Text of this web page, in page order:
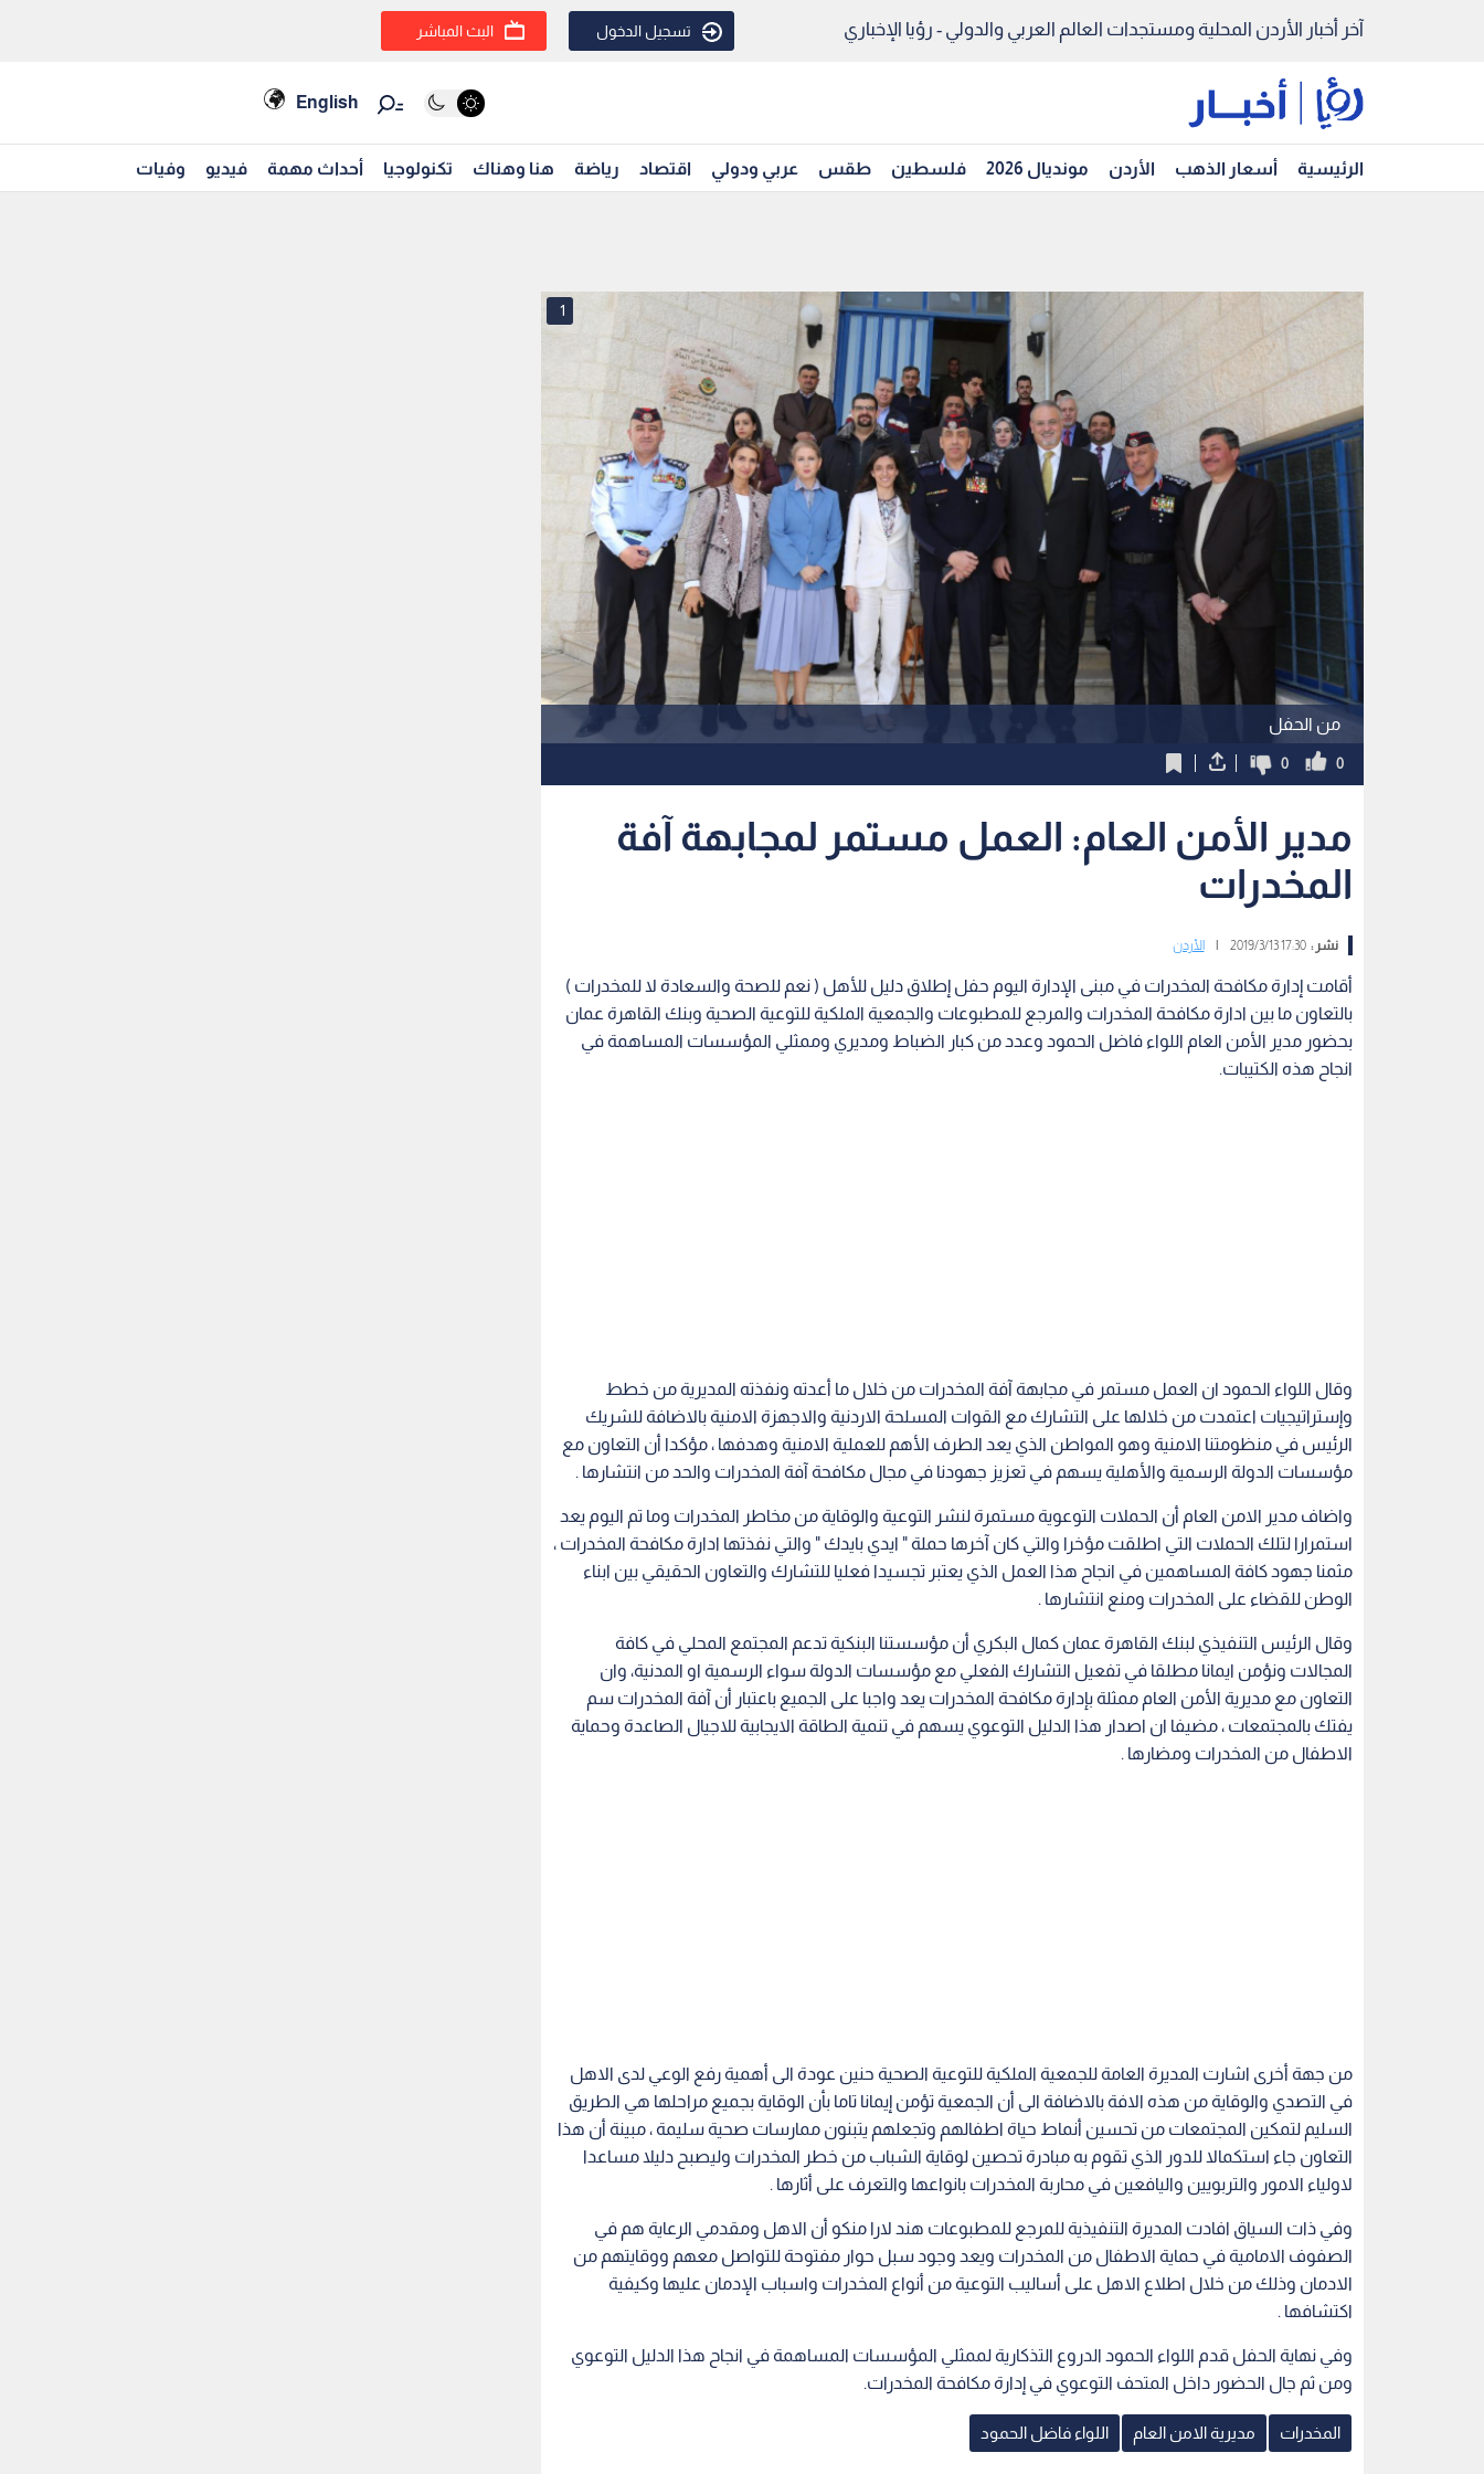
آخر أخبار الأردن المحلية ومستجدات العالم العربي والدولي - رؤيا الإخباري تسجيل الدخول البث المباشر
English
الرئيسية أسعار الذهب الأردن مونديال 2026 فلسطين طقس عربي ودولي اقتصاد رياضة هنا وهناك تكنولوجيا أحداث مهمة فيديو وفيات
من الحفل
1
0
0
مدير الأمن العام: العمل مستمر لمجابهة آفة
المخدرات
نشر :17:30 2019/3/13 الأردن
أقامت إدارة مكافحة المخدرات في مبنى الإدارة اليوم حفل إطلاق دليل للأهل ( نعم للصحة والسعادة لا للمخدرات )
بالتعاون ما بين ادارة مكافحة المخدرات والمرجع للمطبوعات والجمعية الملكية للتوعية الصحية وبنك القاهرة عمان
بحضور مدير الأمن العام اللواء فاضل الحمود وعدد من كبار الضباط ومديري وممثلي المؤسسات المساهمة في
انجاح هذه الكتيبات.
وقال اللواء الحمود ان العمل مستمر في مجابهة آفة المخدرات من خلال ما أعدته ونفذته المديرية من خطط
وإستراتيجيات اعتمدت من خلالها على التشارك مع القوات المسلحة الاردنية والاجهزة الامنية بالاضافة للشريك
الرئيس في منظومتنا الامنية وهو المواطن الذي يعد الطرف الأهم للعملية الامنية وهدفها ، مؤكدا أن التعاون مع
مؤسسات الدولة الرسمية والأهلية يسهم في تعزيز جهودنا في مجال مكافحة آفة المخدرات والحد من انتشارها .
واضاف مدير الامن العام أن الحملات التوعوية مستمرة لنشر التوعية والوقاية من مخاطر المخدرات وما تم اليوم يعد
استمرارا لتلك الحملات التي اطلقت مؤخرا والتي كان آخرها حملة " ايدي بايدك " والتي نفذتها ادارة مكافحة المخدرات ،
مثمنا جهود كافة المساهمين في انجاح هذا العمل الذي يعتبر تجسيدا فعليا للتشارك والتعاون الحقيقي بين ابناء
الوطن للقضاء على المخدرات ومنع انتشارها .
وقال الرئيس التنفيذي لبنك القاهرة عمان كمال البكري أن مؤسستنا البنكية تدعم المجتمع المحلي في كافة
المجالات ونؤمن ايمانا مطلقا في تفعيل التشارك الفعلي مع مؤسسات الدولة سواء الرسمية او المدنية، وان
التعاون مع مديرية الأمن العام ممثلة بإدارة مكافحة المخدرات يعد واجبا على الجميع باعتبار أن آفة المخدرات سم
يفتك بالمجتمعات ، مضيفا ان اصدار هذا الدليل التوعوي يسهم في تنمية الطاقة الايجابية للاجيال الصاعدة وحماية
الاطفال من المخدرات ومضارها .
من جهة أخرى اشارت المديرة العامة للجمعية الملكية للتوعية الصحية حنين عودة الى أهمية رفع الوعي لدى الاهل
في التصدي والوقاية من هذه الافة بالاضافة الى أن الجمعية تؤمن إيمانا تاما بأن الوقاية بجميع مراحلها هي الطريق
السليم لتمكين المجتمعات من تحسين أنماط حياة اطفالهم وتجعلهم يتبنون ممارسات صحية سليمة ، مبينة أن هذا
التعاون جاء استكمالا للدور الذي تقوم به مبادرة تحصين لوقاية الشباب من خطر المخدرات وليصبح دليلا مساعدا
لاولياء الامور والتربويين واليافعين في محاربة المخدرات بانواعها والتعرف على أثارها .
وفي ذات السياق افادت المديرة التنفيذية للمرجع للمطبوعات هند لارا منكو أن الاهل ومقدمي الرعاية هم في
الصفوف الامامية في حماية الاطفال من المخدرات ويعد وجود سبل حوار مفتوحة للتواصل معهم ووقايتهم من
الادمان وذلك من خلال اطلاع الاهل على أساليب التوعية من أنواع المخدرات واسباب الإدمان عليها وكيفية
اكتشافها .
وفي نهاية الحفل قدم اللواء الحمود الدروع التذكارية لممثلي المؤسسات المساهمة في انجاح هذا الدليل التوعوي
ومن ثم جال الحضور داخل المتحف التوعوي في إدارة مكافحة المخدرات.
المخدرات مديرية الامن العام اللواء فاضل الحمود